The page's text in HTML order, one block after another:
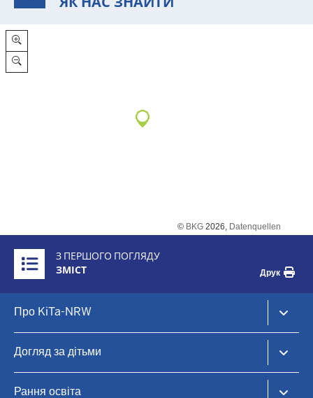
© BKG 2026, Datenquellen
Inhalte
З ПЕРШОГО ПОГЛЯДУ
ЗМІСТ
Друк
menu
Про KiTa-NRW
Догляд за дітьми та раннє навчання
Догляд за дітьми
Рання освіта